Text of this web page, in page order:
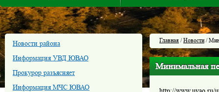
Новости района
Информация УВД ЮВАО
Прокурор разъясняет
Информация МЧС ЮВАО
Главная /Новости/
Минимальная